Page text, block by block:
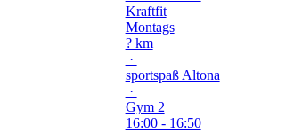
Kraftfit
Montags
? km
·
sportspaß Altona
·
Gym 2
16:00 - 16:50